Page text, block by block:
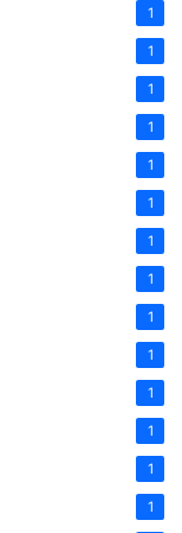
1
1
1
1
1
1
1
1
1
1
1
1
1
1